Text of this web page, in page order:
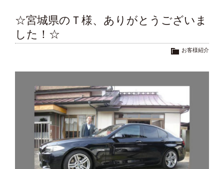
☆宮城県のＴ様、ありがとうございま
した！☆
お客様紹介